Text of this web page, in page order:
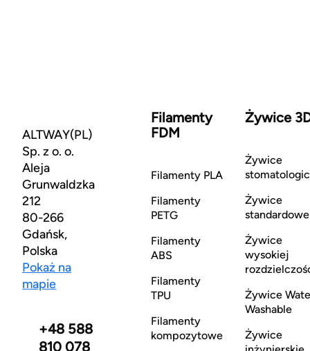
ALTWAY(PL)
Sp. z o. o.
Aleja
Grunwaldzka
212
80-266
Gdańsk,
Polska
Pokaż na
mapie
+48 588
810 078
Filamenty
FDM
Filamenty PLA
Filamenty
PETG
Filamenty
ABS
Filamenty
TPU
Filamenty
kompozytowe
Żywice
Żywice
Żywice
standardowe
Żywice
wysokiej
Żywice
Washable
Żywice